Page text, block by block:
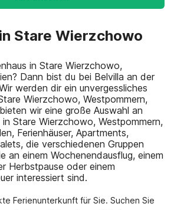
Stare Wierzchowo
in Stare Wierzchowo,
Dann bist du bei Belvilla an der
werden dir ein unvergessliches
Wierzchowo, Westpommern,
wir eine große Auswahl an
Stare Wierzchowo, Westpommern,
Ferienhäuser, Apartments,
die verschiedenen Gruppen
an einem Wochenendausflug, einem
Herbstpause oder einem
interessiert sind.
Ferienunterkunft für Sie. Suchen Sie